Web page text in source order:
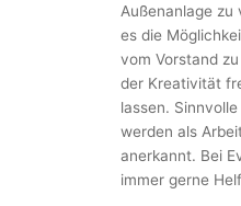
Außenanlage zu
es die
vom Vorstand
der Kreativität
lassen.
werden als
anerkannt. Bei
immer gerne